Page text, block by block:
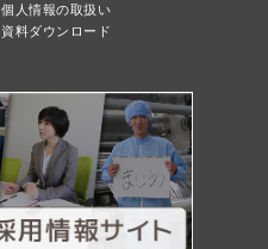
個人情報の取扱い
資料ダウンロード